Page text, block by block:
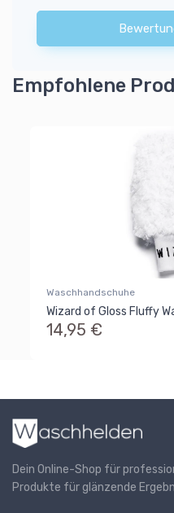
Empfohlene
Waschhandschuhe
Wizard of Gloss Fluffy
14,95 €
Dein Online-Shop für
Produkte für glänzende